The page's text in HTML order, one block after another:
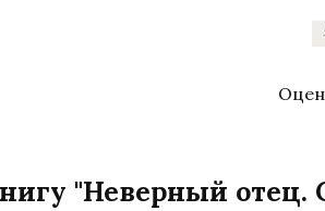
"Неверный отец.